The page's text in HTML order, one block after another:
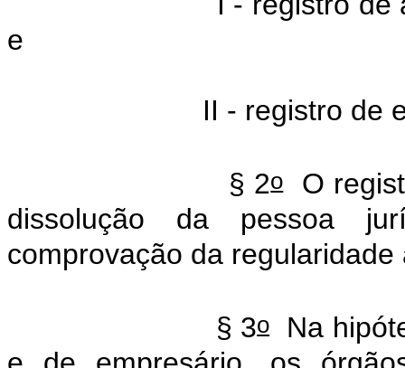
e
II - registro de
§ 2oO
dissolução da pessoa
comprovação da
§ 3oNa